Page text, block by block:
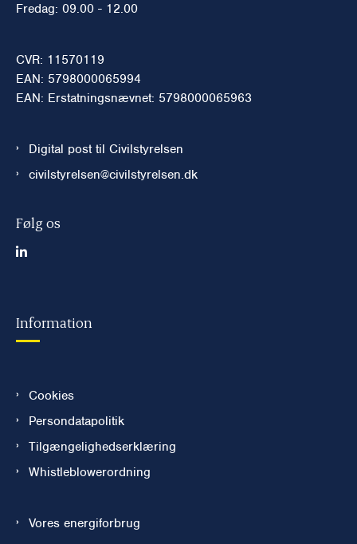
Fredag: 09.00 - 12.00
CVR: 11570119
EAN: 5798000065994
EAN: Erstatningsnævnet: 5798000065963
Digital post til Civilstyrelsen
civilstyrelsen@civilstyrelsen.dk
Følg os
Information
Cookies
Persondatapolitik
Tilgængelighedserklæring
Whistleblowerordning
Vores energiforbrug